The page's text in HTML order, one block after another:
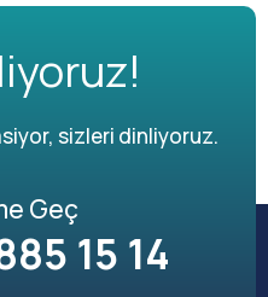
sizleri dinliyoruz.
Geç
15 14